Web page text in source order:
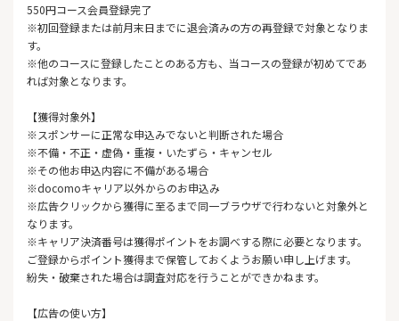
550円コース会員登録完了
※初回登録または前月末日までに退会済みの方の再登録で対象となりま
す。
※他のコースに登録したことのある方も、当コースの登録が初めてであ
れば対象となります。
【獲得対象外】
※スポンサーに正常な申込みでないと判断された場合
※不備・不正・虚偽・重複・いたずら・キャンセル
※その他お申込内容に不備がある場合
※docomoキャリア以外からのお申込み
※広告クリックから獲得に至るまで同一ブラウザで行わないと対象外と
なります。
※キャリア決済番号は獲得ポイントをお調べする際に必要となります。
ご登録からポイント獲得まで保管しておくようお願い申し上げます。
紛失・破棄された場合は調査対応を行うことができかねます。
【広告の使い方】